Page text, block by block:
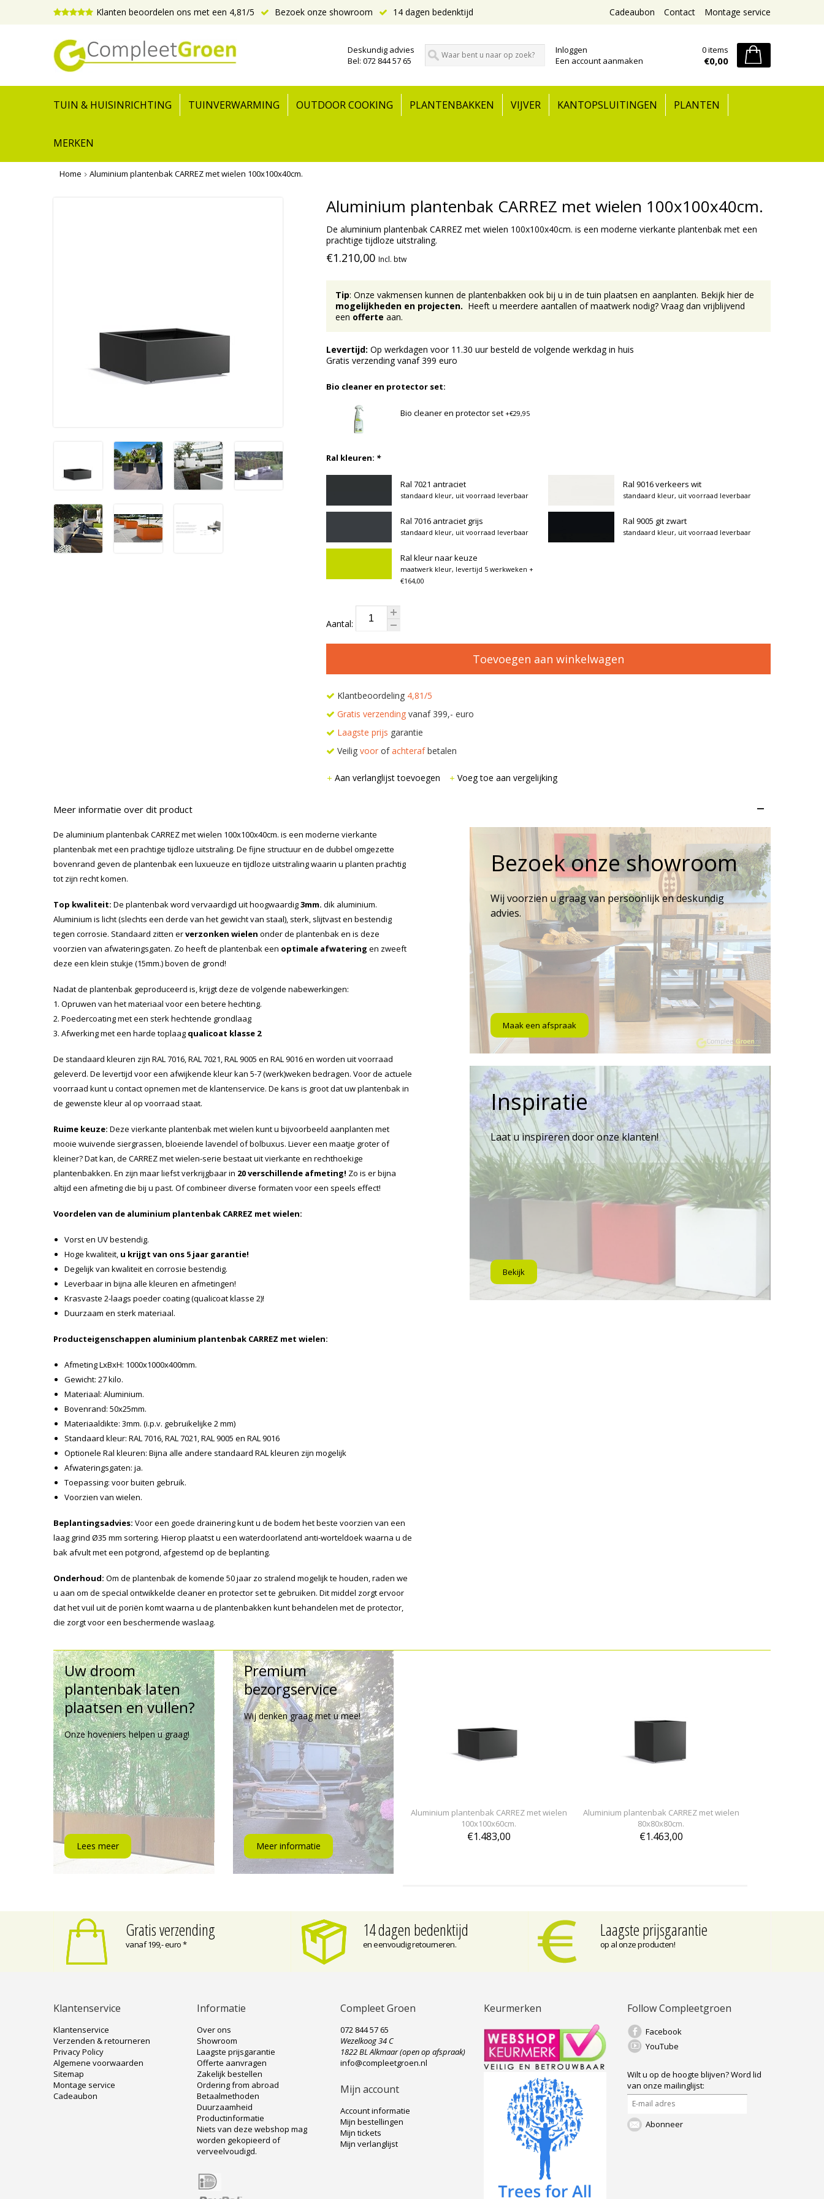
Klanten beoordelen ons met een 4,81/5 Bezoek onze showroom 14 dagen bedenktijd Montage service
Contact
Cadeaubon
Deskundig advies
Bel: 072 844 57 65
Inloggen
Een account aanmaken
0 items
€0,00
TUIN & HUISINRICHTING TUINVERWARMING OUTDOOR COOKING PLANTENBAKKEN VIJVER KANTOPSLUITINGEN PLANTEN
MERKEN
Home Aluminium plantenbak CARREZ met wielen 100x100x40cm.
Aluminium plantenbak CARREZ met wielen 100x100x40cm.
De aluminium plantenbak CARREZ met wielen 100x100x40cm. is een moderne vierkante plantenbak met een
prachtige tijdloze uitstraling.
€1.210,00 Incl. btw
Tip: Onze vakmensen kunnen de plantenbakken ook bij u in de tuin plaatsen en aanplanten. Bekijk hier de
mogelijkheden en projecten. Heeft u meerdere aantallen of maatwerk nodig? Vraag dan vrijblijvend
een offerte aan.
Levertijd: Op werkdagen voor 11.30 uur besteld de volgende werkdag in huis
Gratis verzending vanaf 399 euro
Bio cleaner en protector set:
Bio cleaner en protector set+€29,95
Ral kleuren: *
Ral 7021 antraciet
standaard kleur, uit voorraad leverbaar
Ral 9016 verkeers wit
standaard kleur, uit voorraad leverbaar
Ral 7016 antraciet grijs
standaard kleur, uit voorraad leverbaar
Ral 9005 git zwart
standaard kleur, uit voorraad leverbaar
Ral kleur naar keuze
maatwerk kleur, levertijd 5 werkweken +
€164,00
Aantal:
Toevoegen aan winkelwagen
Klantbeoordeling 4,81/5
Gratis verzendingvanaf 399,- euro
Laagste prijs garantie
Veilig voorofachterafbetalen
Aan verlanglijst toevoegen Voeg toe aan vergelijking
Meer informatie over dit product –
De aluminium plantenbak CARREZ met wielen 100x100x40cm. is een moderne vierkante
plantenbak met een prachtige tijdloze uitstraling. De fijne structuur en de dubbel omgezette
bovenrand geven de plantenbak een luxueuze en tijdloze uitstraling waarin u planten prachtig
tot zijn recht komen.
Top kwaliteit: De plantenbak word vervaardigd uit hoogwaardig3mm. dik aluminium.
Aluminium is licht (slechts een derde van het gewicht van staal), sterk, slijtvast en bestendig
tegen corrosie. Standaard zitten erverzonken wielen onder de plantenbak en is deze
voorzien van afwateringsgaten. Zo heeft de plantenbak een optimale afwatering en zweeft
deze een klein stukje (15mm.) boven de grond!
Nadat de plantenbak geproduceerd is, krijgt deze de volgende nabewerkingen:
1. Opruwen van het materiaal voor een betere hechting.
2. Poedercoating met een sterk hechtende grondlaag
3. Afwerking met een harde toplaag qualicoat klasse 2
De standaard kleuren zijn RAL 7016, RAL 7021, RAL 9005 en RAL 9016 en worden uit voorraad
geleverd. De levertijd voor een afwijkende kleur kan 5-7 (werk)weken bedragen. Voor de actuele
voorraad kunt u contact opnemen met de klantenservice. De kans is groot dat uw plantenbak in
de gewenste kleur al op voorraad staat.
Ruime keuze: Deze vierkante plantenbak met wielen kunt u bijvoorbeeld aanplanten met
mooie wuivende siergrassen, bloeiende lavendel of bolbuxus. Liever een maatje groter of
kleiner? Dat kan, de CARREZ met wielen-serie bestaat uit vierkante en rechthoekige
plantenbakken. En zijn maar liefst verkrijgbaar in 20 verschillende afmeting! Zo is er bijna
altijd een afmeting die bij u past. Of combineer diverse formaten voor een speels effect!
Voordelen van de aluminium plantenbak CARREZ met wielen:
Vorst en UV bestendig.
Hoge kwaliteit, u krijgt van ons 5 jaar garantie!
Degelijk van kwaliteit en corrosie bestendig.
Leverbaar in bijna alle kleuren en afmetingen!
Krasvaste 2-laags poeder coating (qualicoat klasse 2)!
Duurzaam en sterk materiaal.
Producteigenschappen aluminium plantenbak CARREZ met wielen:
Afmeting LxBxH: 1000x1000x400mm.
Gewicht: 27 kilo.
Materiaal: Aluminium.
Bovenrand: 50x25mm.
Materiaaldikte: 3mm. (i.p.v. gebruikelijke 2 mm)
Standaard kleur: RAL 7016, RAL 7021, RAL 9005 en RAL 9016
Optionele Ral kleuren: Bijna alle andere standaard RAL kleuren zijn mogelijk
Afwateringsgaten: ja.
Toepassing: voor buiten gebruik.
Voorzien van wielen.
Beplantingsadvies: Voor een goede drainering kunt u de bodem het beste voorzien van een
laag grind Ø35 mm sortering. Hierop plaatst u een waterdoorlatend anti-worteldoek waarna u de
bak afvult met een potgrond, afgestemd op de beplanting.
Onderhoud: Om de plantenbak de komende 50 jaar zo stralend mogelijk te houden, raden we
u aan om de special ontwikkelde cleaner en protector set te gebruiken. Dit middel zorgt ervoor
dat het vuil uit de poriën komt waarna u de plantenbakken kunt behandelen met de protector,
die zorgt voor een beschermende waslaag.
Bezoek onze showroom
Wij voorzien u graag van persoonlijk en deskundig
advies.
Maak een afspraak
Inspiratie
Laat u inspireren door onze klanten!
Bekijk
Uw droom
plantenbak laten
plaatsen en vullen?
Onze hoveniers helpen u graag!
Lees meer
Premium
bezorgservice
Wij denken graag met u mee!
Meer informatie
Aluminium plantenbak CARREZ met wielen
100x100x60cm.
€1.483,00
Aluminium plantenbak CARREZ met wielen
80x80x80cm.
€1.463,00
Gratis verzending
vanaf 199,- euro *
14 dagen bedenktijd
en eenvoudig retourneren.
Laagste prijsgarantie
op al onze producten!
Klantenservice
Klantenservice
Verzenden & retourneren
Privacy Policy
Algemene voorwaarden
Sitemap
Montage service
Cadeaubon
Informatie
Over ons
Showroom
Laagste prijsgarantie
Offerte aanvragen
Zakelijk bestellen
Ordering from abroad
Betaalmethoden
Duurzaamheid
Productinformatie
Niets van deze webshop mag
worden gekopieerd of
verveelvoudigd.
Compleet Groen
072 844 57 65
Wezelkoog 34 C
1822 BL Alkmaar (open op afspraak)
info@compleetgroen.nl
Mijn account
Account informatie
Mijn bestellingen
Mijn tickets
Mijn verlanglijst
Keurmerken Follow Compleetgroen
Facebook
YouTube
Wilt u op de hoogte blijven?Word lid
van onze mailinglijst:
Abonneer